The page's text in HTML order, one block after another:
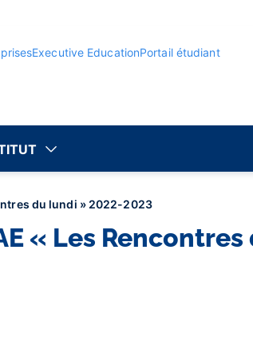
Executive EducationPortail étudiant
du lundi » 2022-2023
« Les